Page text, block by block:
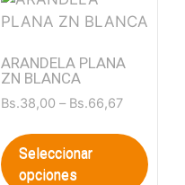
ARANDELA PLANA
ZN BLANCA
Bs.38,00 – Bs.66,67
Seleccionar
opciones